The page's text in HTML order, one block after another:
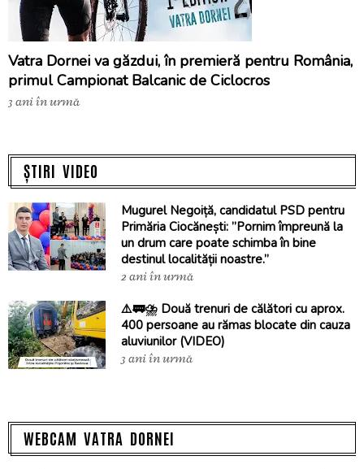
Vatra Dornei va găzdui, în premieră pentru România,
primul Campionat Balcanic de Ciclocros
3 ani în urmă
ȘTIRI VIDEO
Mugurel Negoiță, candidatul PSD pentru
Primăria Ciocănești: ”Pornim împreună la
un drum care poate schimba în bine
destinul localității noastre.”
2 ani în urmă
⚠️🚃⛈️ Două trenuri de călători cu aprox.
400 persoane au rămas blocate din cauza
aluviunilor (VIDEO)
3 ani în urmă
WEBCAM VATRA DORNEI